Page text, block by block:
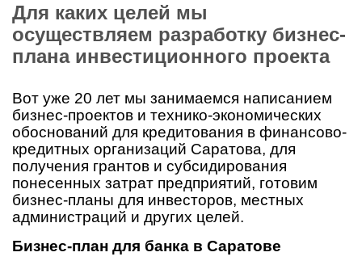
Для каких целей мы
осуществляем разработку бизнес-
плана инвестиционного проекта
Вот уже 20 лет мы занимаемся написанием
бизнес-проектов и технико-экономических
обоснований для кредитования в финансово-
кредитных организаций Саратова, для
получения грантов и субсидирования
понесенных затрат предприятий, готовим
бизнес-планы для инвесторов, местных
администраций и других целей.
Бизнес-план для банка в Саратове